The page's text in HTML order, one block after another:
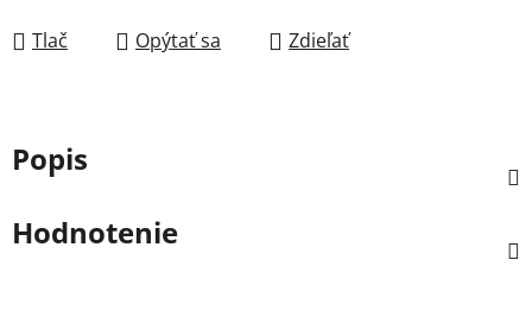
Tlač Opýtať sa Zdieľať
Popis
Hodnotenie